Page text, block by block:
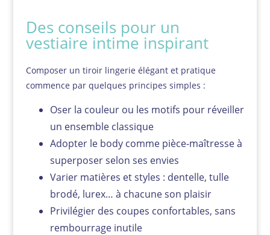
Des conseils pour un
vestiaire intime inspirant
Composer un tiroir lingerie élégant et pratique
commence par quelques principes simples :
Oser la couleur ou les motifs pour réveiller
un ensemble classique
Adopter le body comme pièce-maîtresse à
superposer selon ses envies
Varier matières et styles : dentelle, tulle
brodé, lurex… à chacune son plaisir
Privilégier des coupes confortables, sans
rembourrage inutile